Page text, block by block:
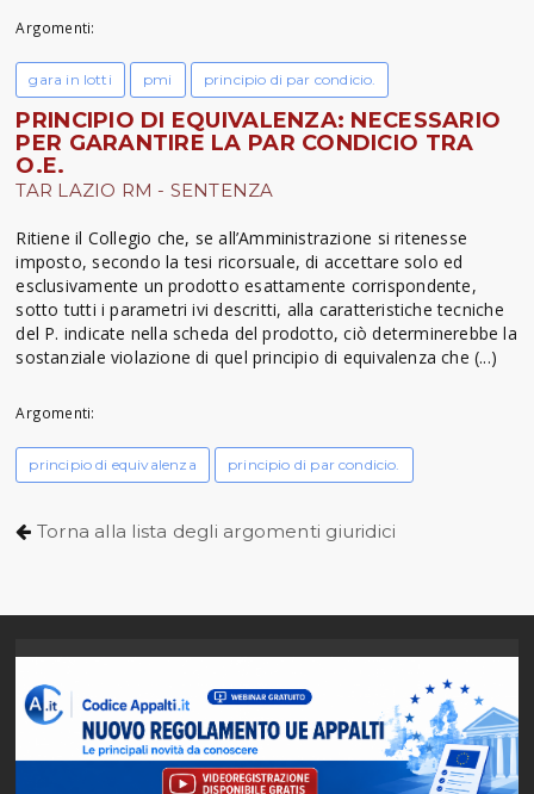
Argomenti:
gara in lotti pmi principio di par condicio.
PRINCIPIO DI EQUIVALENZA: NECESSARIO
PER GARANTIRE LA PAR CONDICIO TRA
O.E.
TAR LAZIO RM - SENTENZA
Ritiene il Collegio che, se all’Amministrazione si ritenesse
imposto, secondo la tesi ricorsuale, di accettare solo ed
esclusivamente un prodotto esattamente corrispondente,
sotto tutti i parametri ivi descritti, alla caratteristiche tecniche
del P. indicate nella scheda del prodotto, ciò determinerebbe la
sostanziale violazione di quel principio di equivalenza che (...)
Argomenti:
principio di equivalenza principio di par condicio.
Torna alla lista degli argomenti giuridici